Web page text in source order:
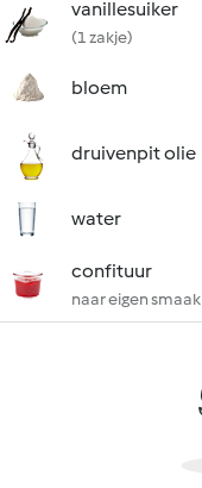
vanillesuiker
(1 zakje)
bloem
druivenpit olie
water
confituur
naar eigen smaak